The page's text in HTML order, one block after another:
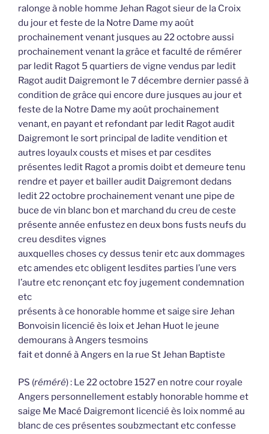
ralonge à noble homme Jehan Ragot sieur de la Croix
du jour et feste de la Notre Dame my août
prochainement venant jusques au 22 octobre aussi
prochainement venant la grâce et faculté de rémérer
par ledit Ragot 5 quartiers de vigne vendus par ledit
Ragot audit Daigremont le 7 décembre dernier passé à
condition de grâce qui encore dure jusques au jour et
feste de la Notre Dame my août prochainement
venant, en payant et refondant par ledit Ragot audit
Daigremont le sort principal de ladite vendition et
autres loyaulx cousts et mises et par cesdites
présentes ledit Ragot a promis doibt et demeure tenu
rendre et payer et bailler audit Daigremont dedans
ledit 22 octobre prochainement venant une pipe de
buce de vin blanc bon et marchand du creu de ceste
présente année enfustez en deux bons fusts neufs du
creu desdites vignes
auxquelles choses cy dessus tenir etc aux dommages
etc amendes etc obligent lesdites parties l’une vers
l’autre etc renonçant etc foy jugement condemnation
etc
présents à ce honorable homme et saige sire Jehan
Bonvoisin licencié ès loix et Jehan Huot le jeune
demourans à Angers tesmoins
fait et donné à Angers en la rue St Jehan Baptiste
PS (réméré) : Le 22 octobre 1527 en notre cour royale
Angers personnellement estably honorable homme et
saige Me Macé Daigremont licencié ès loix nommé au
blanc de ces présentes soubzmectant etc confesse